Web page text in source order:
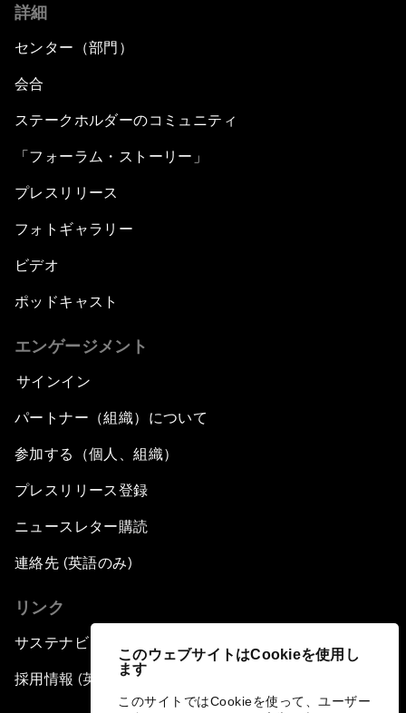
このウェブサイトはCookieを使用し
ます
このサイトではCookieを使って、ユーザー
詳細
センター（部門）
会合
ステークホルダーのコミュニティ
「フォーラム・ストーリー」
プレスリリース
フォトギャラリー
ビデオ
ポッドキャスト
エンゲージメント
サインイン
パートナー（組織）について
参加する（個人、組織）
プレスリリース登録
ニュースレター購読
連絡先 (英語のみ)
リンク
サステナビリティへの取り組み
採用情報 (英語のみ)